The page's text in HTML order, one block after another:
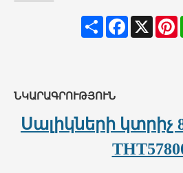
ShareFacebook
X
ՆԿԱՐԱԳՐՈՒԹՅՈՒՆ
Սալիկների կտրիչ